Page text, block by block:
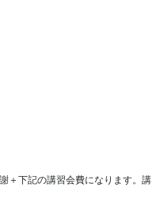
＋下記の講習会費になります。講